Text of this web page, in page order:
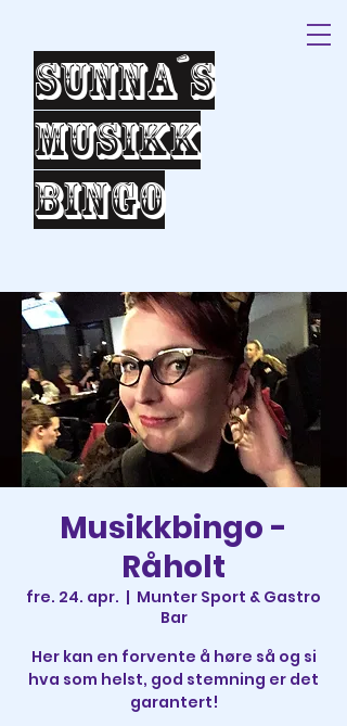
Sunna´s
Musikk
bingo
Musikkbingo -
Råholt
fre. 24. apr.
  |
Munter Sport & Gastro
Bar
Her kan en forvente å høre så og si
hva som helst, god stemning er det
garantert!